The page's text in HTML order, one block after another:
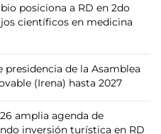
posiciona a RD en 2do
científicos en medicina
de la Asamblea
(Irena) hasta 2027
amplia agenda de
inversión turística en RD